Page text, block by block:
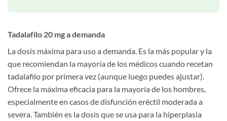
Tadalafilo 20 mg a demanda
La dosis máxima para uso a demanda. Es la más popular y la
que recomiendan la mayoría de los médicos cuando recetan
tadalafilo por primera vez (aunque luego puedes ajustar).
Ofrece la máxima eficacia para la mayoría de los hombres,
especialmente en casos de disfunción eréctil moderada a
severa. También es la dosis que se usa para la hiperplasia